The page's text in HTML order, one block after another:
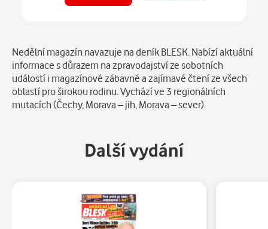
Popis
Nedělní magazín navazuje na deník BLESK. Nabízí aktuální
informace s důrazem na zpravodajství ze sobotních
událostí i magazínové zábavné a zajímavé čtení ze všech
oblastí pro širokou rodinu. Vychází ve 3 regionálních
mutacích (Čechy, Morava – jih, Morava – sever).
Další vydání